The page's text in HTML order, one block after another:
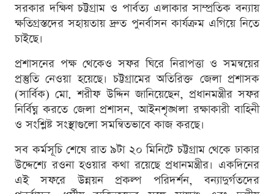
সরকার দক্ষিণ চট্টগ্রাম ও পার্বত্য এলাকার সাম্প্রতিক বন্যায়
ক্ষতিগ্রস্তদের সহায়তায় দ্রুত পুনর্বাসন কার্যক্রম এগিয়ে নিতে
চাইছে।
প্রশাসনের পক্ষ থেকেও সফর ঘিরে নিরাপত্তা ও সমন্বয়ের
প্রস্তুতি নেওয়া হয়েছে। চট্টগ্রামের অতিরিক্ত জেলা প্রশাসক
(সার্বিক) মো. শরীফ উদ্দিন জানিয়েছেন, প্রধানমন্ত্রীর সফর
নির্বিঘ্ন করতে জেলা প্রশাসন, আইনশৃঙ্খলা রক্ষাকারী বাহিনী
ও সংশ্লিষ্ট সংস্থাগুলো সমন্বিতভাবে কাজ করছে।
সব কর্মসূচি শেষে রাত ৯টা ২০ মিনিটে চট্টগ্রাম থেকে ঢাকার
উদ্দেশ্যে রওনা হওয়ার কথা রয়েছে প্রধানমন্ত্রীর। একদিনের
এই সফরে উন্নয়ন প্রকল্প পরিদর্শন, বন্যাদুর্গতদের